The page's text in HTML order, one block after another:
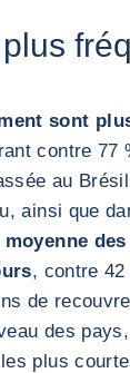
sont
contre 77
au
ainsi que
moyenne
, contre
de
des
plus